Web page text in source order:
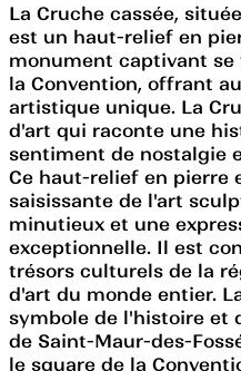
La Cruche cassée,
est un haut-relief en
monument captivant se
la Convention, offrant
artistique unique. La
d'art qui raconte une
sentiment de nostalgie
Ce haut-relief en pierre
saisissante de l'art
minutieux et une
exceptionnelle. Il est
trésors culturels de la
d'art du monde entier.
symbole de l'histoire et
de Saint-Maur-des-
le square de la